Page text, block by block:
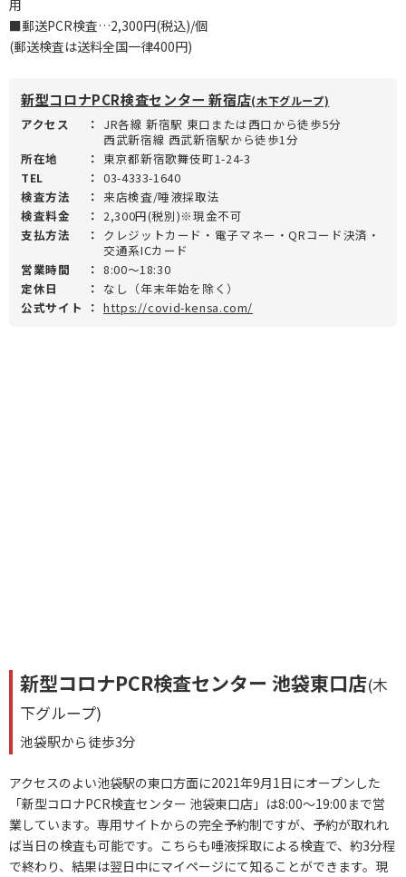
用
■郵送PCR検査…2,300円(税込)/個
(郵送検査は送料全国一律400円)
新型コロナPCR検査センター 新宿店(木下グループ)
アクセス ： JR各線 新宿駅 東口または西口から徒歩5分
西武新宿線 西武新宿駅から徒歩1分
所在地
： 東京都新宿歌舞伎町1-24-3
TEL
： 03-4333-1640
検査方法
： 来店検査/唾液採取法
検査料金
： 2,300円(税別)※現金不可
支払方法
： クレジットカード・電子マネー・QRコード決済・
交通系ICカード
営業時間
： 8:00～18:30
定休日
： なし（年末年始を除く）
公式サイト
： https://covid-kensa.com/
新型コロナPCR検査センター 池袋東口店(木
下グループ)
池袋駅から徒歩3分
アクセスのよい池袋駅の東口方面に2021年9月1日にオープンした
「新型コロナPCR検査センター 池袋東口店」は8:00～19:00まで営
業しています。専用サイトからの完全予約制ですが、予約が取れれ
ば当日の検査も可能です。こちらも唾液採取による検査で、約3分程
で終わり、結果は翌日中にマイページにて知ることができます。現